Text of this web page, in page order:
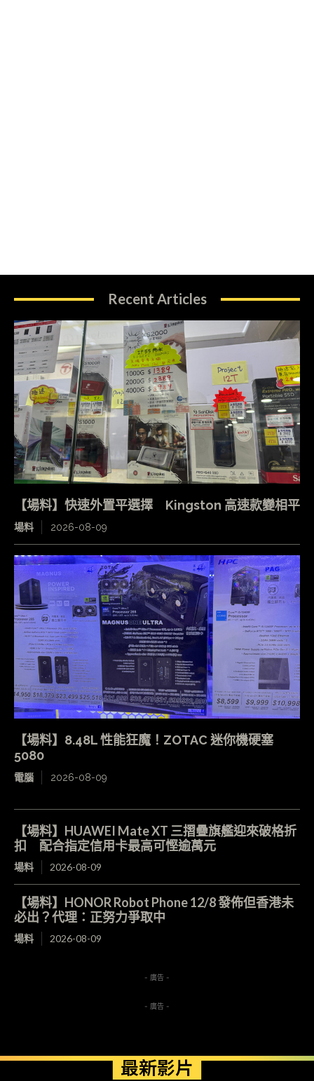
Recent Articles
【場料】快速外置平選擇 Kingston 高速款變相平
場料 2026-08-09
【場料】8.48L 性能狂魔！ZOTAC 迷你機硬塞
5080
電腦 2026-08-09
【場料】HUAWEI Mate XT 三摺疊旗艦迎來破格折
扣 配合指定信用卡最高可慳逾萬元
場料 2026-08-09
【場料】HONOR Robot Phone 12/8 發佈但香港未
必出？代理：正努力爭取中
場料 2026-08-09
- 廣告 -
- 廣告 -
最新影片